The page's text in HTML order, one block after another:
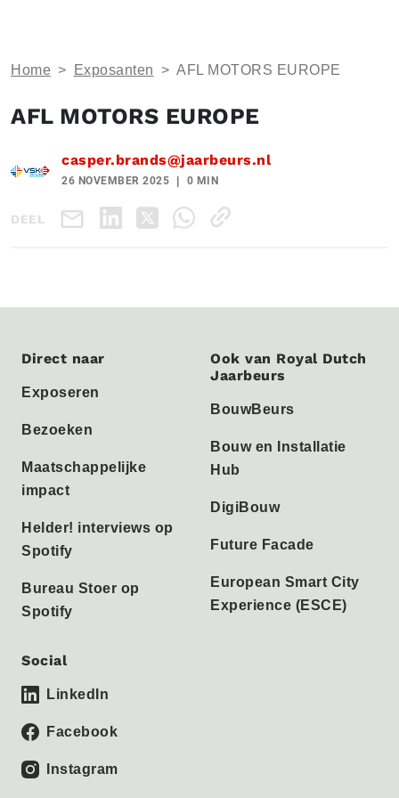
Home > Exposanten > AFL MOTORS EUROPE
AFL MOTORS EUROPE
casper.brands@jaarbeurs.nl
26 NOVEMBER 2025 0 MIN
DEEL
Direct naar
Exposeren
Bezoeken
Maatschappelijke
impact
Helder! interviews op
Spotify
Bureau Stoer op
Spotify
Ook van Royal Dutch
Jaarbeurs
BouwBeurs
Bouw en Installatie
Hub
DigiBouw
Future Facade
European Smart City
Experience (ESCE)
Social
LinkedIn
Facebook
Instagram